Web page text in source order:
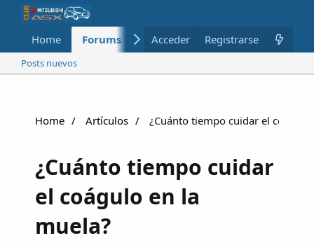
Home Forums Nuevo Miembros
Acceder Registrarse
Posts nuevos
Home Artículos ¿Cuánto tiempo cuidar el coágulo
¿Cuánto tiempo cuidar
el coágulo en la
muela?